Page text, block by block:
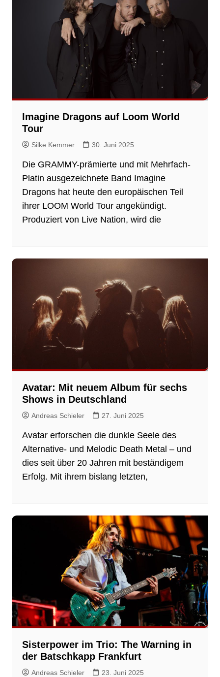
Imagine Dragons auf Loom World
Tour
Silke Kemmer 30. Juni 2025
Die GRAMMY-prämierte und mit Mehrfach-
Platin ausgezeichnete Band Imagine
Dragons hat heute den europäischen Teil
ihrer LOOM World Tour angekündigt.
Produziert von Live Nation, wird die
Avatar: Mit neuem Album für sechs
Shows in Deutschland
Andreas Schieler 27. Juni 2025
Avatar erforschen die dunkle Seele des
Alternative- und Melodic Death Metal – und
dies seit über 20 Jahren mit beständigem
Erfolg. Mit ihrem bislang letzten,
Sisterpower im Trio: The Warning in
der Batschkapp Frankfurt
Andreas Schieler 23. Juni 2025